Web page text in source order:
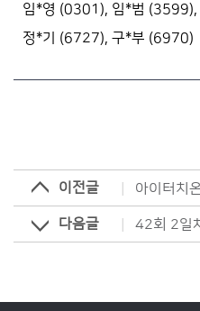
임*영 (0301), 임*범 (3599),
정*기 (6727), 구*부 (6970)
이전글 아이터치온 행운의
다음글 42회 2일